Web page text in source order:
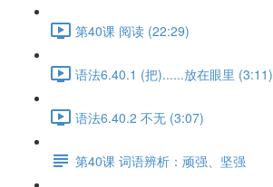
第40课 阅读 (22:29)
语法6.40.1 (把)......放在眼里 (3:11)
语法6.40.2 不无 (3:07)
第40课 词语辨析：顽强、坚强